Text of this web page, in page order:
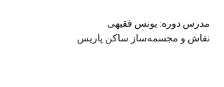
مدرس دوره: یونس فقیهی
نقاش و مجسمه‌ساز ساکن پاریس